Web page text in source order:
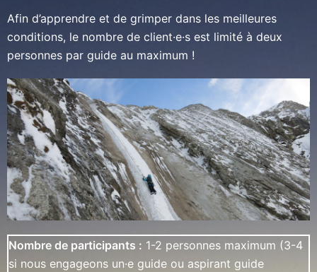
Afin d’apprendre et de grimper dans les meilleures
conditions, le nombre de client·e·s est limité à deux
personnes par guide au maximum !
Nombre de participants : 1-2 personnes maximum (3-4
si nous engageons un·e guide ou aspirant guide